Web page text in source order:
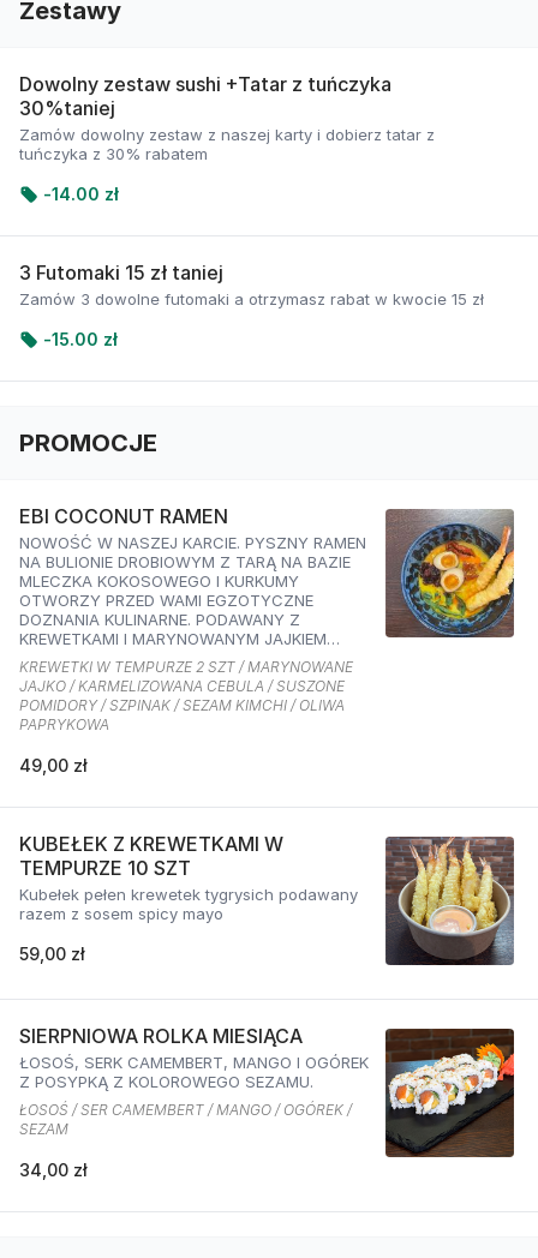
Zestawy
Dowolny zestaw sushi +Tatar z tuńczyka
30%taniej
Zamów dowolny zestaw z naszej karty i dobierz tatar z
tuńczyka z 30% rabatem
-14.00 zł
3 Futomaki 15 zł taniej
Zamów 3 dowolne futomaki a otrzymasz rabat w kwocie 15 zł
-15.00 zł
PROMOCJE
EBI COCONUT RAMEN
NOWOŚĆ W NASZEJ KARCIE. PYSZNY RAMEN
NA BULIONIE DROBIOWYM Z TARĄ NA BAZIE
MLECZKA KOKOSOWEGO I KURKUMY
OTWORZY PRZED WAMI EGZOTYCZNE
DOZNANIA KULINARNE. PODAWANY Z
KREWETKAMI I MARYNOWANYM JAJKIEM
ORAZ KARMELIZOWANĄ CEBULKĄ,
SZPINAKIEM, SUSZONYMI POMIDORAMI ORAZ
SEZAMEM O SMAKU KIMCHI I OLIWĄ
PAPRYKOWĄ
KREWETKI W TEMPURZE 2 SZT / MARYNOWANE
JAJKO / KARMELIZOWANA CEBULA / SUSZONE
POMIDORY / SZPINAK / SEZAM KIMCHI / OLIWA
PAPRYKOWA
49,00 zł
KUBEŁEK Z KREWETKAMI W
TEMPURZE 10 SZT
Kubełek pełen krewetek tygrysich podawany
razem z sosem spicy mayo
59,00 zł
SIERPNIOWA ROLKA MIESIĄCA
ŁOSOŚ, SERK CAMEMBERT, MANGO I OGÓREK
Z POSYPKĄ Z KOLOROWEGO SEZAMU.
ŁOSOŚ / SER CAMEMBERT / MANGO / OGÓREK /
SEZAM
34,00 zł